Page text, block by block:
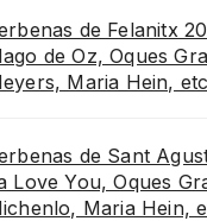
de Felanitx
de Oz, Oques
Maria Hein,
de Sant
Love You, Oques
Maria Hein,